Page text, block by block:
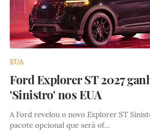
EUA
Ford Explorer ST 2027
'Sinistro' nos EUA
A Ford revelou o novo Explorer ST
pacote opcional que será of…